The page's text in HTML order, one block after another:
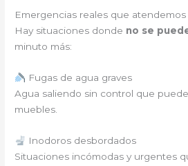
Emergencias reales que atendemos
Hay situaciones donde no se
minuto más:
Fugas de agua graves
Agua saliendo sin control que
muebles.
Inodoros desbordados
Situaciones incómodas y urgentes